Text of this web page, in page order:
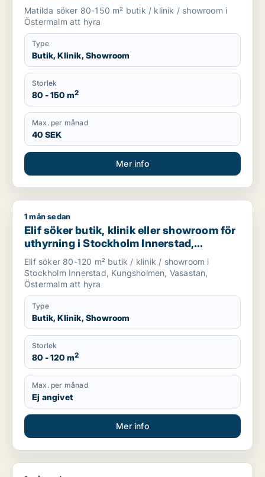
Matilda söker 80-150 m² butik / klinik / showroom i
Östermalm att hyra
Type
Butik, Klinik, Showroom
Storlek
80 - 150 m2
Max. per månad
40 SEK
Mer info
Elif söker butik, klinik eller showroom för uthyrning i
1 mån sedan
Elif söker butik, klinik eller showroom för
uthyrning i Stockholm Innerstad,
Kungsholmen eller Vasastan m.fl.
Elif söker 80-120 m² butik / klinik / showroom i
Stockholm Innerstad, Kungsholmen, Vasastan,
Östermalm att hyra
Type
Butik, Klinik, Showroom
Storlek
80 - 120 m2
Max. per månad
Ej angivet
Mer info